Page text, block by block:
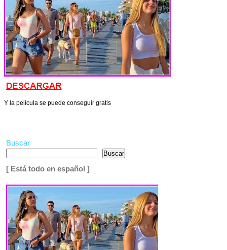
Y la pelicula se puede conseguir gratis
Buscar
Buscar
[ Está todo en español ]